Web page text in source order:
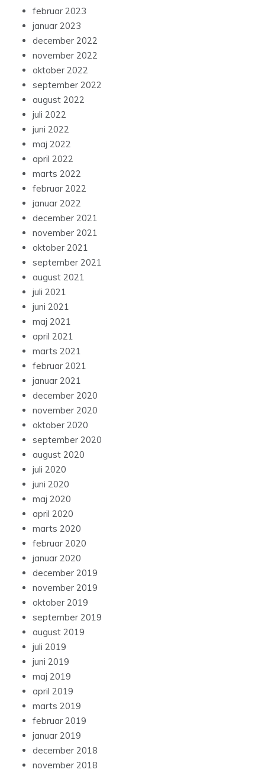
februar 2023
januar 2023
december 2022
november 2022
oktober 2022
september 2022
august 2022
juli 2022
juni 2022
maj 2022
april 2022
marts 2022
februar 2022
januar 2022
december 2021
november 2021
oktober 2021
september 2021
august 2021
juli 2021
juni 2021
maj 2021
april 2021
marts 2021
februar 2021
januar 2021
december 2020
november 2020
oktober 2020
september 2020
august 2020
juli 2020
juni 2020
maj 2020
april 2020
marts 2020
februar 2020
januar 2020
december 2019
november 2019
oktober 2019
september 2019
august 2019
juli 2019
juni 2019
maj 2019
april 2019
marts 2019
februar 2019
januar 2019
december 2018
november 2018